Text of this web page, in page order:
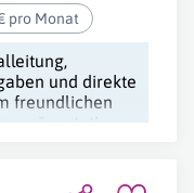
pro Monat
und direkte
freundlichen